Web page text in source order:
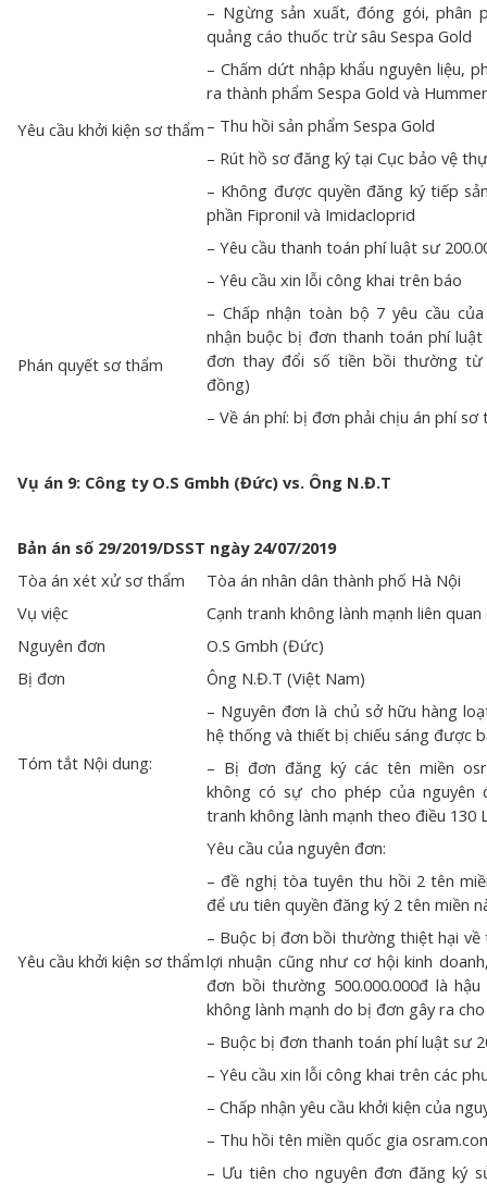
Yêu cầu khởi kiện sơ thẩm
– Ngừng sản xuất, đóng gói, phân
quảng cáo thuốc trừ sâu Sespa Gold
– Chấm dứt nhập khẩu nguyên liệu,
ra thành phẩm Sespa Gold và Hummer
– Thu hồi sản phẩm Sespa Gold
– Rút hồ sơ đăng ký tại Cục bảo vệ
– Không được quyền đăng ký tiếp
phần Fipronil và Imidacloprid
– Yêu cầu thanh toán phí luật sư
– Yêu cầu xin lỗi công khai trên báo
Phán quyết sơ thẩm
– Chấp nhận toàn bộ 7 yêu cầu
nhận buộc bị đơn thanh toán phí luật
đơn thay đổi số tiền bồi thường từ
đồng)
– Về án phí: bị đơn phải chịu án phí sơ
Vụ án 9: Công ty O.S Gmbh (Đức) vs. Ông N.Đ.T
Bản án số 29/2019/DSST ngày 24/07/2019
Tòa án xét xử sơ thẩm
Tòa án nhân dân thành phố Hà Nội
Vụ việc
Cạnh tranh không lành mạnh liên
Nguyên đơn
O.S Gmbh (Đức)
Bị đơn
Ông N.Đ.T (Việt Nam)
Tóm tắt Nội dung:
– Nguyên đơn là chủ sở hữu hàng
hệ thống và thiết bị chiếu sáng được
– Bị đơn đăng ký các tên miền
không có sự cho phép của nguyên
tranh không lành mạnh theo điều 130
Yêu cầu khởi kiện sơ thẩm
Yêu cầu của nguyên đơn:
– đề nghị tòa tuyên thu hồi 2 tên
để ưu tiên quyền đăng ký 2 tên miền
– Buộc bị đơn bồi thường thiệt hại về
lợi nhuận cũng như cơ hội kinh
đơn bồi thường 500.000.000đ là
không lành mạnh do bị đơn gây ra
– Buộc bị đơn thanh toán phí luật sư
– Yêu cầu xin lỗi công khai trên các
– Chấp nhận yêu cầu khởi kiện của
– Thu hồi tên miền quốc gia
– Ưu tiên cho nguyên đơn đăng ký